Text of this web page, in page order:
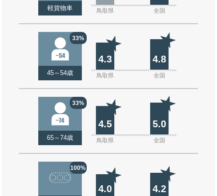
軽貨物車 鳥取県 全国
33%
45～54歳
4.3 4.8
鳥取県 全国
33%
65～74歳
4.5 5.0
鳥取県 全国
100%
4.0 4.2